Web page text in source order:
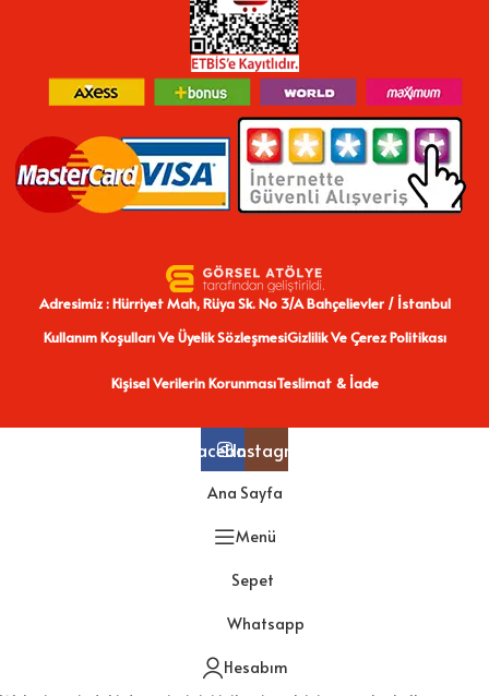
Adresimiz : Hürriyet Mah, Rüya Sk. No 3/A Bahçelievler / İstanbul
Kullanım Koşulları Ve Üyelik SözleşmesiGizlilik Ve Çerez Politikası
Kişisel Verilerin KorunmasıTeslimat & İade
FacebookInstagram
Ana Sayfa
Menü
Sepet
Whatsapp
Hesabım